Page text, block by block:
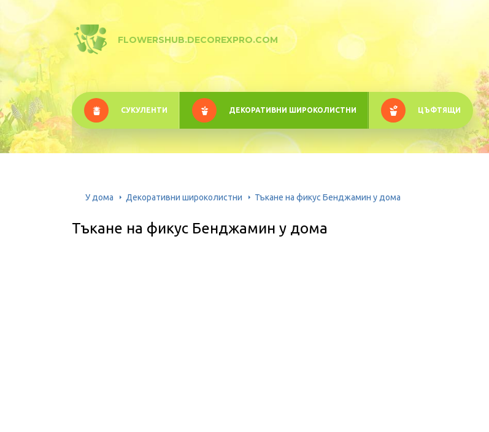
FLOWERSHUB.DECOREXPRO.COM
СУКУЛЕНТИ ДЕКОРАТИВНИ ШИРОКОЛИСТНИ ЦЪФТЯЩИ
У дома Декоративни широколистни Тъкане на фикус Бенджамин у дома
Тъкане на фикус Бенджамин у дома